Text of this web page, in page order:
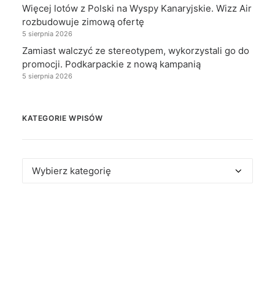
Więcej lotów z Polski na Wyspy Kanaryjskie. Wizz Air
rozbudowuje zimową ofertę
5 sierpnia 2026
Zamiast walczyć ze stereotypem, wykorzystali go do
promocji. Podkarpackie z nową kampanią
5 sierpnia 2026
KATEGORIE WPISÓW
Kategorie